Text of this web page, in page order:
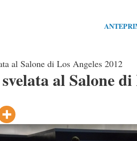
al Salone di Los Angeles 2012
al Salone di